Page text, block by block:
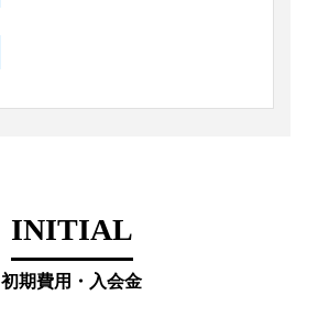
INITIAL
初期費用・入会金